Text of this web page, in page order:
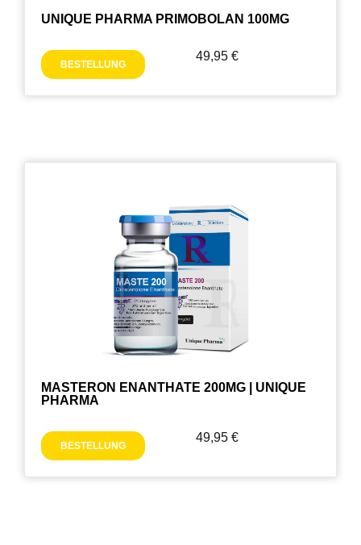
UNIQUE PHARMA PRIMOBOLAN 100MG
BESTELLUNG
49,95 €
MASTERON ENANTHATE 200MG | UNIQUE
PHARMA
BESTELLUNG
49,95 €